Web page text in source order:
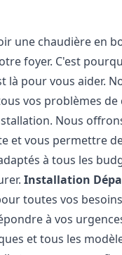
une chaudière en
foyer. C'est
là pour vous aider.
vos problèmes de
Nous
et vous permettre
à tous les
Installation
toutes vos
à vos
et tous les